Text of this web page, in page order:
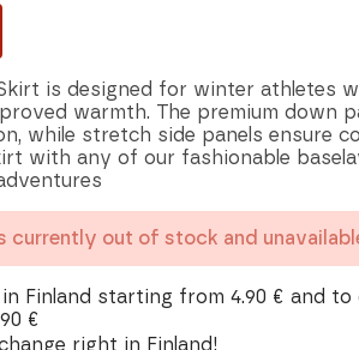
is designed for winter athletes
warmth. The premium down
while stretch side panels ensure
with any of our fashionable
currently out of stock and
Finland starting from 4.90 € and to
€
right in Finland!